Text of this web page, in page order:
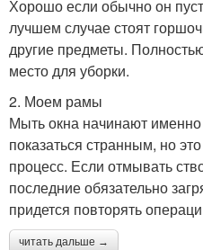
Хорошо если обычно он
лучшем случае стоят
другие предметы.
место для уборки.
2. Моем рамы
Мыть окна начинают
показаться странным, но
процесс. Если отмывать
последние обязательно
придется повторять
читать дальше →